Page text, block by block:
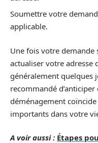
Soumettre votre
applicable.
Une fois votre demande
actualiser votre adresse
généralement quelques
recommandé
déménagement
importants dans votre
A voir aussi : Étapes